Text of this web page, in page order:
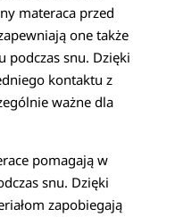
materaca przed
one także
snu. Dzięki
kontaktu z
ważne dla
pomagają w
snu. Dzięki
zapobiegają